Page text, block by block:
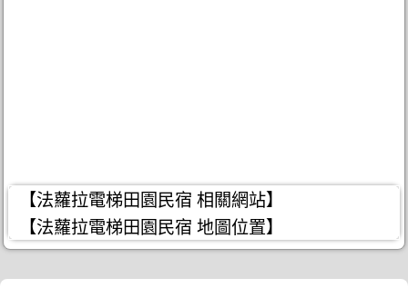
【法蘿拉電梯田園民宿 相關網站】
【法蘿拉電梯田園民宿 地圖位置】